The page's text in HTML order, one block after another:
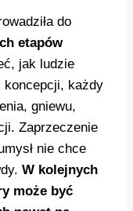
do
etapów
jak ludzie
koncepcji, każdy
gniewu,
Zaprzeczenie
nie chce
W kolejnych
może być